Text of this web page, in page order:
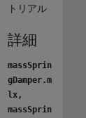
トリアル
詳細
massSprin
gDamper.m
lx,
massSprin